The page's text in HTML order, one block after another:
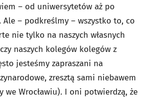
– od uniwersytetów aż po
Ale – podkreślmy – wszystko to, co
nie tylko na naszych własnych
naszych kolegów kolegów z
jesteśmy zapraszani na
zresztą sami niebawem
we Wrocławiu). I oni potwierdzą, że